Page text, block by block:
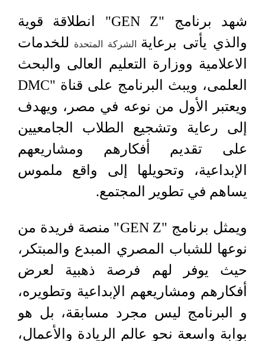
شهد برنامج "GEN Z" انطلاقة قوية
والذي يأتى برعاية الشركة المتحدة
للخدمات
الاعلامية ووزارة التعليم العالى والبحث
العلمى، ويبث البرنامج على قناة "DMC
ويعتبر الأول من نوعه في مصر، ويهدف
إلى رعاية وتشجيع الطلاب الجامعيين
على تقديم أفكارهم ومشاريعهم
الإبداعية، وتحويلها إلى واقع ملموس
يساهم في تطوير المجتمع.
ويمثل برنامج "GEN Z" منصة فريدة من
نوعها للشباب المصري المبدع والمبتكر،
حيث يوفر لهم فرصة ذهبية لعرض
أفكارهم ومشاريعهم الإبداعية وتطويره،
و البرنامج ليس مجرد مسابقة، بل هو
بوابة واسعة نحو عالم الريادة والأعمال،